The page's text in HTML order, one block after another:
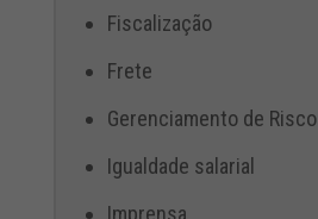
Fiscalização
Frete
Gerenciamento de Risco
Igualdade salarial
Imprensa